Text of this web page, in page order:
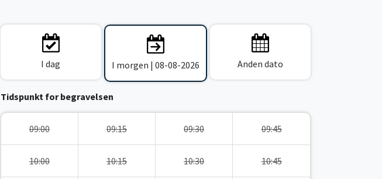
I dag I morgen | 08-08-2026 Anden dato
Tidspunkt for begravelsen
09:00 09:15 09:30 09:45
10:00 10:15 10:30 10:45